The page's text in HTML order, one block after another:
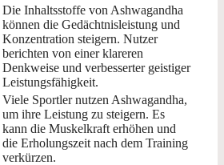
Die Inhaltsstoffe von Ashwagandha
können die Gedächtnisleistung und
Konzentration steigern. Nutzer
berichten von einer klareren
Denkweise und verbesserter geistiger
Leistungsfähigkeit.
Viele Sportler nutzen Ashwagandha,
um ihre Leistung zu steigern. Es
kann die Muskelkraft erhöhen und
die Erholungszeit nach dem Training
verkürzen.